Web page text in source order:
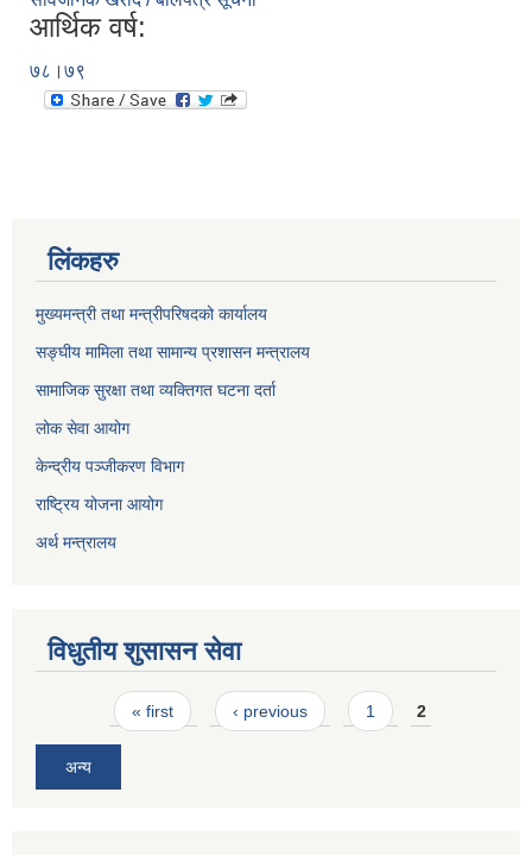
आर्थिक वर्ष:
७८।७९
लिंकहरु
मुख्यमन्त्री तथा मन्त्रीपरिषदको कार्यालय
सङ्घीय मामिला तथा सामान्य प्रशासन मन्त्रालय
सामाजिक सुरक्षा तथा व्यक्तिगत घटना दर्ता
लोक सेवा आयोग
केन्द्रीय पञ्जीकरण विभाग
राष्ट्रिय योजना आयोग
अर्थ मन्त्रालय
विधुतीय शुसासन सेवा
Pages« first ‹ previous 1 2
अन्य